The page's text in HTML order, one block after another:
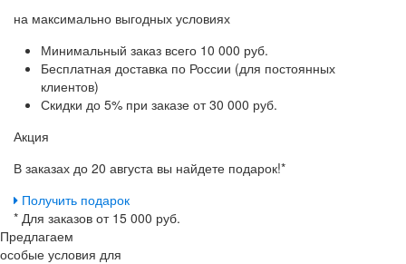
на максимально выгодных условиях
Минимальный заказ всего 10 000 руб.
Бесплатная доставка по России (для постоянных
клиентов)
Скидки до 5% при заказе от 30 000 руб.
Акция
В заказах до 20 августа вы найдете подарок!*
Получить подарок
* Для заказов от 15 000 руб.
Предлагаем
особые условия для